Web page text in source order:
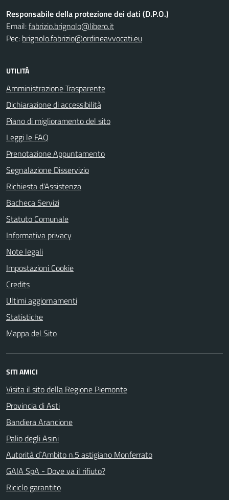
Responsabile della protezione dei dati (D.P.O.)
Email:fabrizio.brignolo@libero.it
Pec: brignolo.fabrizio@ordineavvocati.eu
UTILITÀ
Amministrazione Trasparente
Dichiarazione di accessibilità
Piano di miglioramento del sito
Leggi le FAQ
Prenotazione Appuntamento
Segnalazione Disservizio
Richiesta d'Assistenza
Bacheca Servizi
Statuto Comunale
Informativa privacy
Note legali
Impostazioni Cookie
Credits
Ultimi aggiornamenti
Statistiche
Mappa del Sito
SITI AMICI
Visita il sito della Regione Piemonte
Provincia di Asti
Bandiera Arancione
Palio degli Asini
Autorità d`Ambito n.5 astigiano Monferrato
GAIA SpA - Dove va il rifiuto?
Riciclo garantito